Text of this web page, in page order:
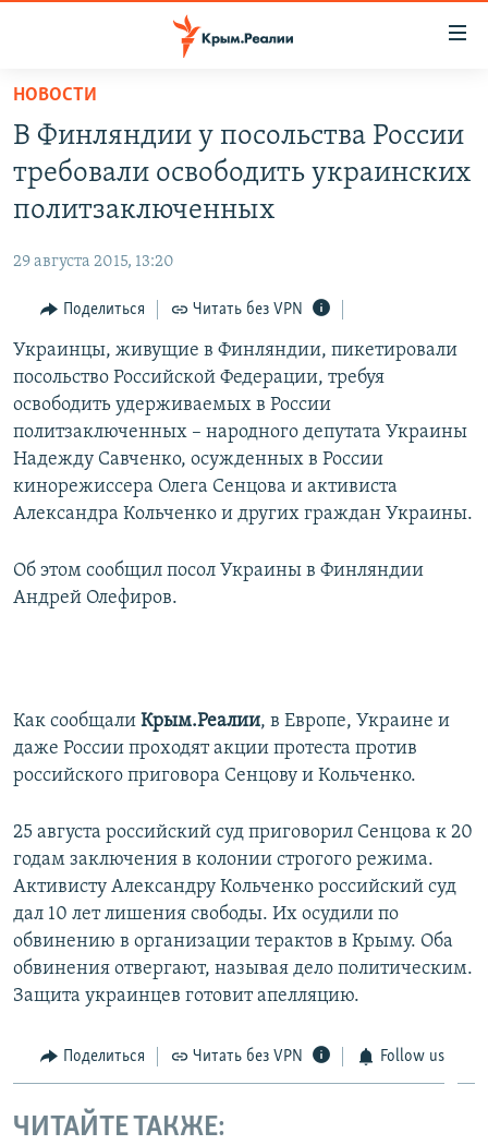
Вернуться
основному
содержанию
Вернутся
главной
навигации
Вернутся
поиску
СПЕЦПРОЕКТЫ
11 ЛЕТ ОККУПАЦИИ КРЫМА. 11 ИСТОРИЙ СОПРОТИВЛЕНИЯ
ВОДА
ЕЩЕ
ИНТЕРАКТИВ
ИНФОГРАФИКА
ТЕЛЕПРОЕКТ КРЫМ.РЕАЛИИ
СОВЕТЫ ПРАВОЗАЩИТНИКОВ
ПРОПАВШИЕ БЕЗ ВЕСТИ
ПОБЕДИТЕЛЕЙ НЕ СУДЯТ?
ELIFBE
РАДІО СВОБОДА
КАК ОБОЙТИ БЛОКИРОВКУ
Українською
Qırımtatar
ПРИСОЕДИНЯЙТЕСЬ!
НОВОСТИ
В Финляндии у посольства России
требовали освободить украинских
политзаключенных
29 августа 2015, 13:20
Поделиться Читать без VPN
Украинцы, живущие в Финляндии, пикетировали
посольство Российской Федерации, требуя
освободить удерживаемых в России
политзаключенных – народного депутата Украины
Надежду Савченко, осужденных в России
кинорежиссера Олега Сенцова и активиста
Александра Кольченко и других граждан Украины.
Об этом сообщил посол Украины в Финляндии
Андрей Олефиров.
Как сообщали Крым.Реалии, в Европе, Украине и
даже России проходят акции протеста против
российского приговора Сенцову и Кольченко.
25 августа российский суд приговорил Сенцова к 20
годам заключения в колонии строгого режима.
Активисту Александру Кольченко российский суд
дал 10 лет лишения свободы. Их осудили по
обвинению в организации терактов в Крыму. Оба
обвинения отвергают, называя дело политическим.
Защита украинцев готовит апелляцию.
Поделиться Читать без VPN Follow us
ЧИТАЙТЕ ТАКЖЕ: